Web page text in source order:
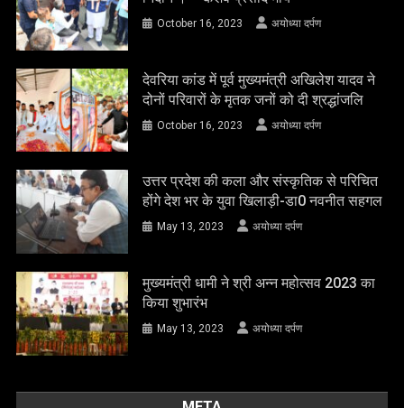
October 16, 2023 अयोध्या दर्पण
देवरिया कांड में पूर्व मुख्यमंत्री अखिलेश यादव ने
दोनों परिवारों के मृतक जनों को दी श्रद्धांजलि
October 16, 2023 अयोध्या दर्पण
उत्तर प्रदेश की कला और संस्कृतिक से परिचित
होंगे देश भर के युवा खिलाड़ी-डा0 नवनीत सहगल
May 13, 2023 अयोध्या दर्पण
मुख्यमंत्री धामी ने श्री अन्न महोत्सव 2023 का
किया शुभारंभ
May 13, 2023 अयोध्या दर्पण